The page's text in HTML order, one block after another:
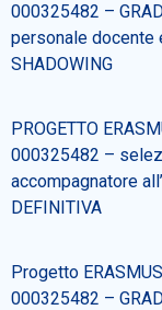
Cerca
000325482 –
personale docente
SHADOWING
PROGETTO
000325482 –
accompagnatore
DEFINITIVA
Progetto
000325482 –